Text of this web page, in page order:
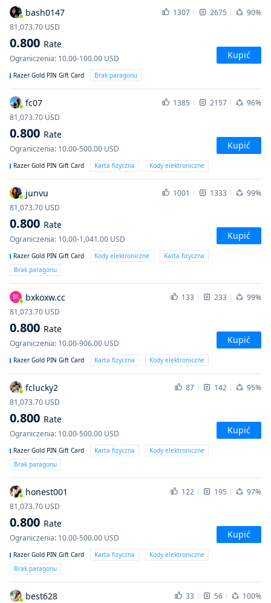
bash0147 1307 2675
90%
81,073.70 USD
0.800 Rate
Ograniczenia: 10.00-100.00 USD Kupić
Razer Gold PIN Gift Card Brak paragonu
fc07 1385 2157
96%
81,073.70 USD
0.800 Rate
Ograniczenia: 10.00-500.00 USD Kupić
Razer Gold PIN Gift Card Karta fizyczna Kody elektroniczne
junvu 1001 1333
99%
81,073.70 USD
0.800 Rate
Ograniczenia: 10.00-1,041.00 USD Kupić
Razer Gold PIN Gift Card Kody elektroniczne
Karta fizyczna
Brak paragonu
BX bxkoxw.cc 133 233
99%
81,073.70 USD
0.800 Rate
Ograniczenia: 10.00-906.00 USD Kupić
Razer Gold PIN Gift Card Karta fizyczna Kody elektroniczne
fclucky2 87 142
95%
81,073.70 USD
0.800 Rate
Ograniczenia: 10.00-500.00 USD Kupić
Razer Gold PIN Gift Card Karta fizyczna
Kody elektroniczne
Brak paragonu
honest001 122 195
97%
81,073.70 USD
0.800 Rate
Ograniczenia: 10.00-500.00 USD Kupić
Razer Gold PIN Gift Card Karta fizyczna
Kody elektroniczne
Brak paragonu
best628 33 56 100%